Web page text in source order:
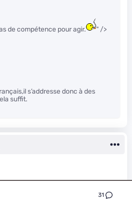
31
de compétence pour agir. " />
s’addresse donc à des
suffit.